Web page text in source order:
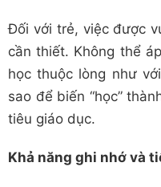
Đối với trẻ, việc được
cần thiết. Không thể
học thuộc lòng như
sao để biến “học”
tiêu giáo dục.
Khả năng ghi nhớ và